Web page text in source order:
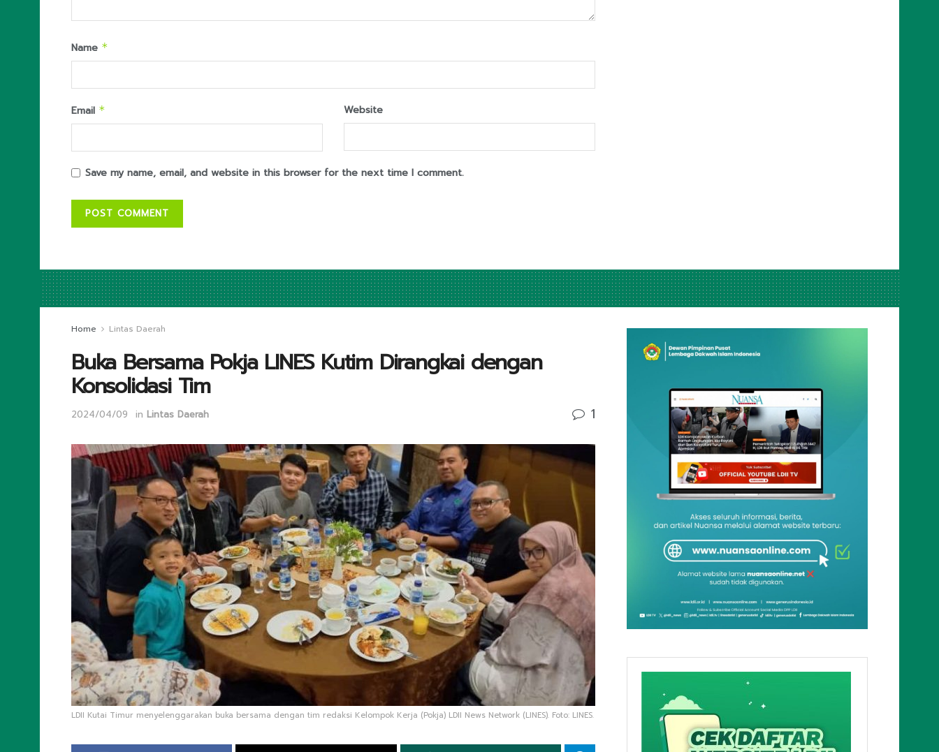
Name *
Email * Website
Save my name, email, and website in this browser for the next time I comment.
Home Lintas Daerah
Buka Bersama Pokja LINES Kutim Dirangkai dengan
Konsolidasi Tim
2024/04/09 in Lintas Daerah 1
LDII Kutai Timur menyelenggarakan buka bersama dengan tim redaksi Kelompok Kerja (Pokja) LDII News Network (LINES). Foto: LINES.